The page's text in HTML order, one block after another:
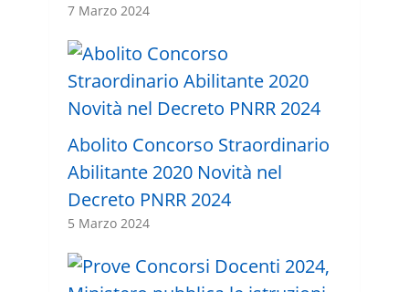
7 Marzo 2024
Abolito Concorso Straordinario
Abilitante 2020 Novità nel
Decreto PNRR 2024
5 Marzo 2024